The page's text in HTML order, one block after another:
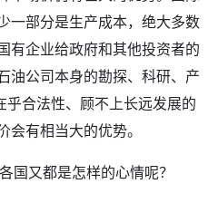
一部分是生产成本，绝大多数
有企业给政府和其他投资者的
油公司本身的勘探、科研、产
乎合法性、顾不上长远发展的
有相当大的优势。
国又都是怎样的心情呢？